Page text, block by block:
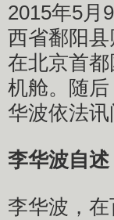
2015年5月
西省鄱阳
在北京首
机舱。随
华波依法
李华波自述
李华波，